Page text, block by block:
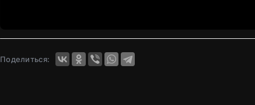
Поделиться: